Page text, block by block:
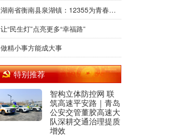
湖南省衡南县泉湖镇：12355为青春护航，暑期安全法治宣讲“润”童心
让“民生灯”点亮更多“幸福路”
做精小事方能成大事
特别推荐
智构立体防控网 联
筑高速平安路｜青岛
公安交管董胶高速大
队深耕交通治理提质
增效